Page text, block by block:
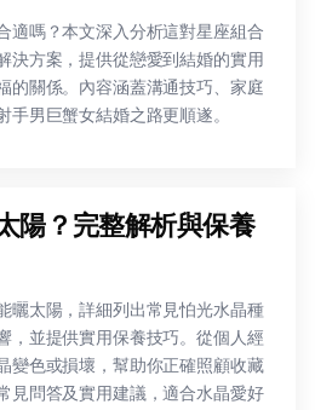
適嗎？本文深入分析這對星座組合
決方案，提供從戀愛到結婚的實用
的關係。內容涵蓋溝通技巧、家庭
手男巨蟹女結婚之路更順遂。
陽？完整解析與保養
曬太陽，詳細列出常見怕光水晶種
，並提供實用保養技巧。從個人經
變色或損壞，幫助你正確照顧收藏
見問答及實用建議，適合水晶愛好